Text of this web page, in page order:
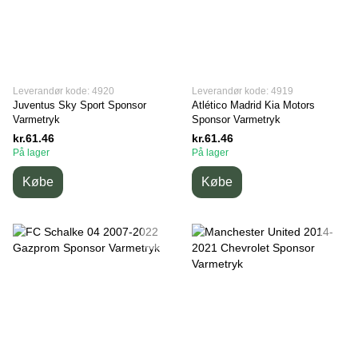
Leverandør kode: 4920
Juventus Sky Sport Sponsor
Varmetryk
kr.61.46
På lager
Købe
Leverandør kode: 4919
Atlético Madrid Kia Motors
Sponsor Varmetryk
kr.61.46
På lager
Købe